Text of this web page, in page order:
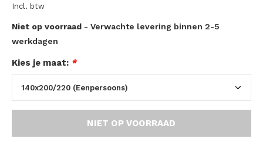
Incl. btw
Niet op voorraad - Verwachte levering binnen 2-5
werkdagen
Kies je maat: *
NIET OP VOORRAAD